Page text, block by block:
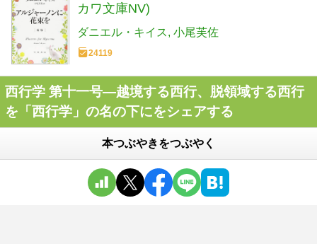
カワ文庫NV)
ダニエル・キイス 小尾芙佐
24119
西行学 第十一号―越境する西行、脱領域する西行
を「西行学」の名の下にをシェアする
本つぶやきをつぶやく